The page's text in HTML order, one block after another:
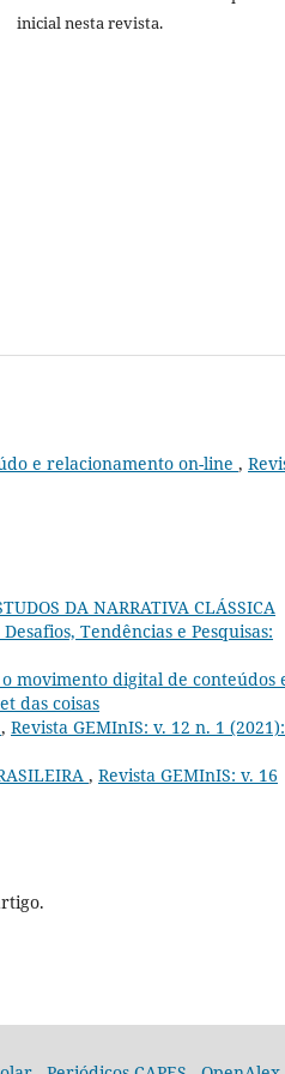
inicial nesta revista.
e relacionamento on-line ,
DA NARRATIVA CLÁSSICA
Tendências e Pesquisas:
movimento digital de conteúdos
das coisas
, Revista GEMInIS: v. 12 n. 1 (2021):
, Revista GEMInIS: v. 16